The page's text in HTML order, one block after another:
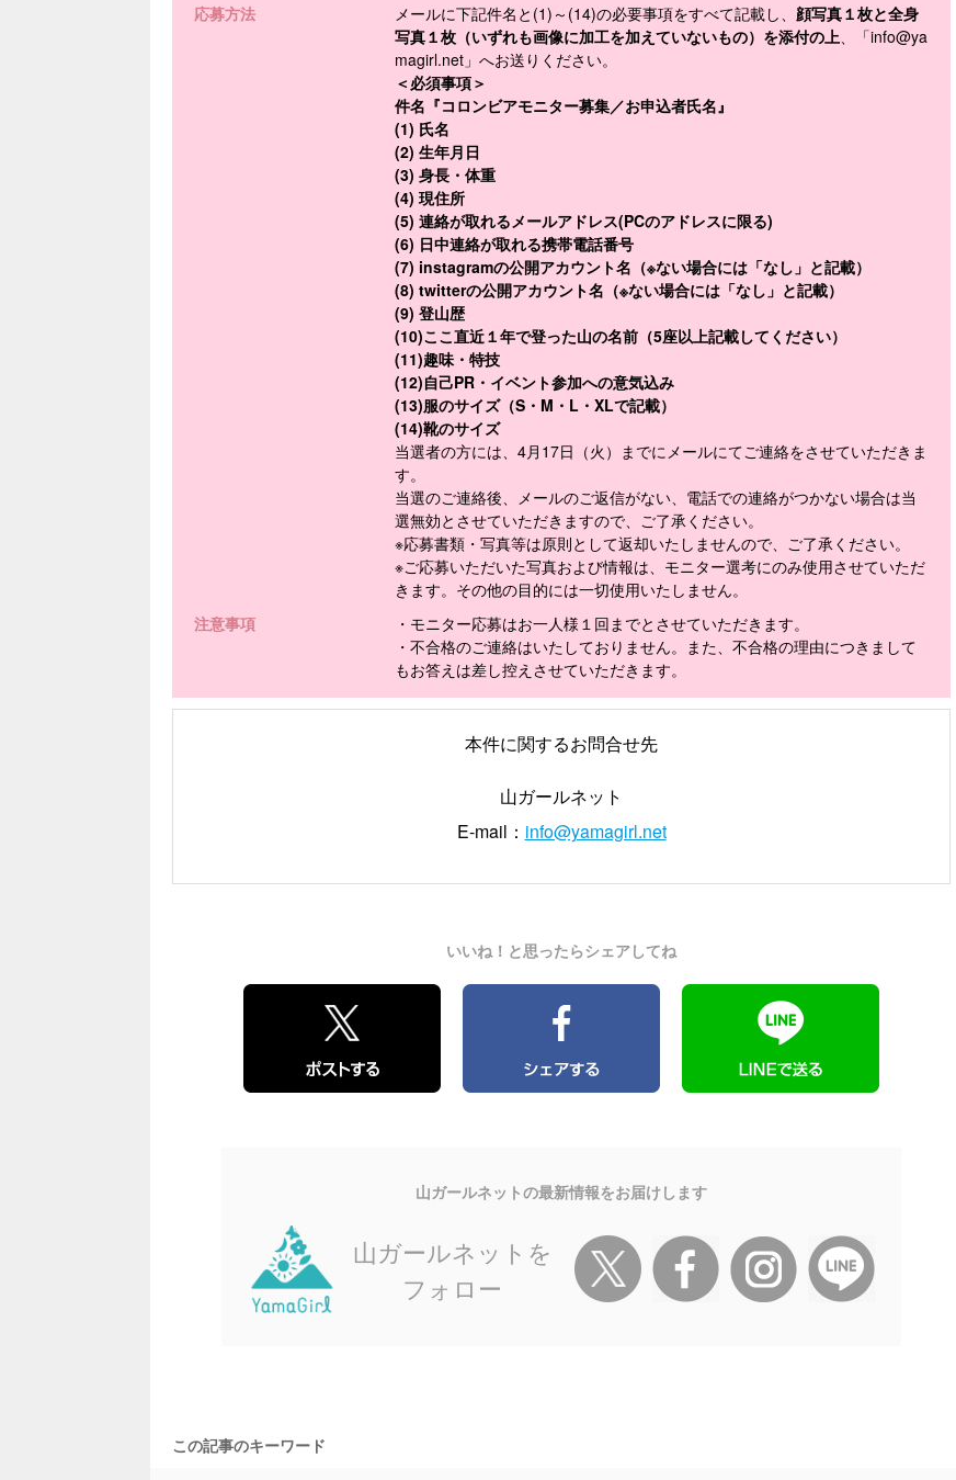
応募方法
メールに下記件名と(1)～(14)の必要事項をすべて記載し、 顔写真１枚と全身
写真１枚（いずれも画像に加工を加えていないもの）を添付の上 、「info@ya
magirl.net」へお送りください。
＜必須事項＞
件名『コロンビアモニター募集／お申込者氏名』
(1) 氏名
(2) 生年月日
(3) 身長・体重
(4) 現住所
(5) 連絡が取れるメールアドレス(PCのアドレスに限る)
(6) 日中連絡が取れる携帯電話番号
(7) instagramの公開アカウント名（※ない場合には「なし」と記載）
(8) twitterの公開アカウント名（※ない場合には「なし」と記載）
(9) 登山歴
(10)ここ直近１年で登った山の名前（5座以上記載してください）
(11)趣味・特技
(12)自己PR・イベント参加への意気込み
(13)服のサイズ（S・M・L・XLで記載）
(14)靴のサイズ
当選者の方には、4月17日（火）までにメールにてご連絡をさせていただきま
す。
当選のご連絡後、メールのご返信がない、電話での連絡がつかない場合は当
選無効とさせていただきますので、ご了承ください。
※応募書類・写真等は原則として返却いたしませんので、ご了承ください。
※ご応募いただいた写真および情報は、モニター選考にのみ使用させていただ
きます。その他の目的には一切使用いたしません。
注意事項
・モニター応募はお一人様１回までとさせていただきます。
・不合格のご連絡はいたしておりません。また、不合格の理由につきまして
もお答えは差し控えさせていただきます。
本件に関するお問合せ先
山ガールネット
E-mail： info@yamagirl.net
いいね！と思ったらシェアしてね
山ガールネットの最新情報をお届けします
山ガールネットを
フォロー
この記事のキーワード